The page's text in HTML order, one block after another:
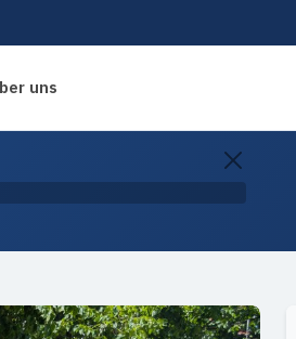
uns